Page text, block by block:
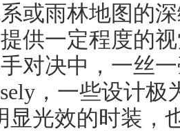
或雨林地图的
供一定程度的
对决中，一丝
，一些设计
显光效的时装，